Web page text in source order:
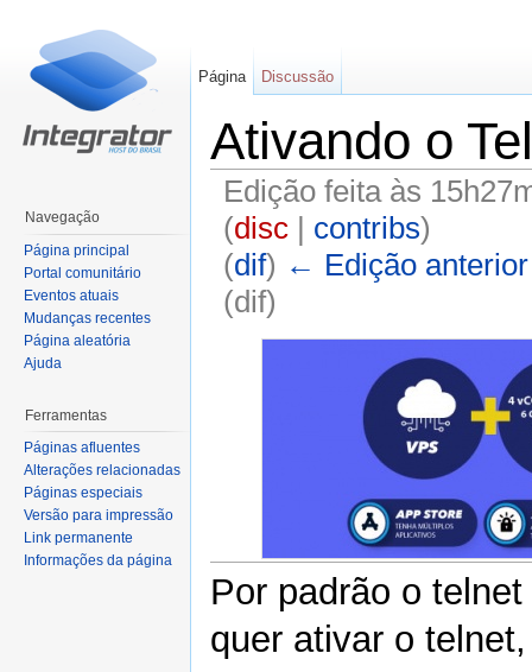
Ativando o
Edição feita às
(disc| contribs)
(dif) ← Edição anterior
(dif)
Por padrão o
quer ativar o
Página Discussão
Navegação
Página principal
Portal comunitário
Eventos atuais
Mudanças recentes
Página aleatória
Ajuda
Ferramentas
Páginas afluentes
Alterações relacionadas
Páginas especiais
Versão para impressão
Link permanente
Informações da página